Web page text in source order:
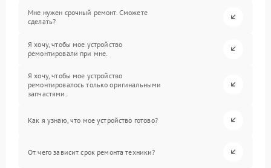
Мне нужен срочный ремонт. Сможете
сделать?
Я хочу, чтобы мое устройство
ремонтировали при мне.
Я хочу, чтобы мое устройство
ремонтировалось только оригинальными
запчастями.
Как я узнаю, что мое устройство готово?
От чего зависит срок ремонта техники?